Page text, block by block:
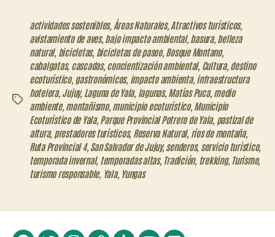
Etiquetas
actividades sostenibles, Áreas Naturales, Atractivos turísticos,
avistamiento de aves, bajo impacto ambiental, basura, belleza
natural, bicicletas, bicicletas de paseo, Bosque Montano,
cabalgatas, cascadas, concientización ambiental, Cultura, destino
ecoturístico, gastronómicos, impacto ambienta, infraestructura
hotelera, Jujuy, Laguna de Yala, lagunas, Matías Puca, medio
ambiente, montañismo, municipio ecoturístico, Municipio
Ecoturístico de Yala, Parque Provincial Potrero de Yala, pastizal de
altura, prestadores turísticos, Reserva Natural, ríos de montaña,
Ruta Provincial 4, San Salvador de Jujuy,senderos, servicio turístico,
temporada invernal, temporadas altas, Tradición, trekking, Turismo,
turismo responsable, Yala, Yungas